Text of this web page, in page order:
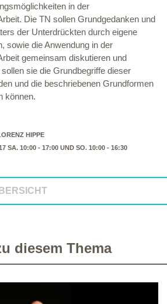
in der
Die TN sollen Grundgedanken und
der Unterdrückten durch eigene
sowie die Anwendung in der
gemeinsam diskutieren und
sie die Grundbegriffe dieser
und die beschriebenen Grundformen
können.
HIPPE
SA. 10:00 - 17:00 UND SO. 10:00 - 16:30
diesem Thema